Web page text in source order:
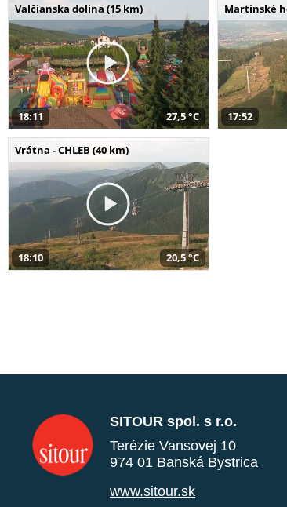
Valčianska dolina (15 km)
18:11 27,5 °C
Martinské
17:52
Vrátna - CHLEB (40 km)
18:10 20,5 °C
SITOUR spol. s r.o.
Terézie Vansovej 10
974 01 Banská Bystrica
www.sitour.sk